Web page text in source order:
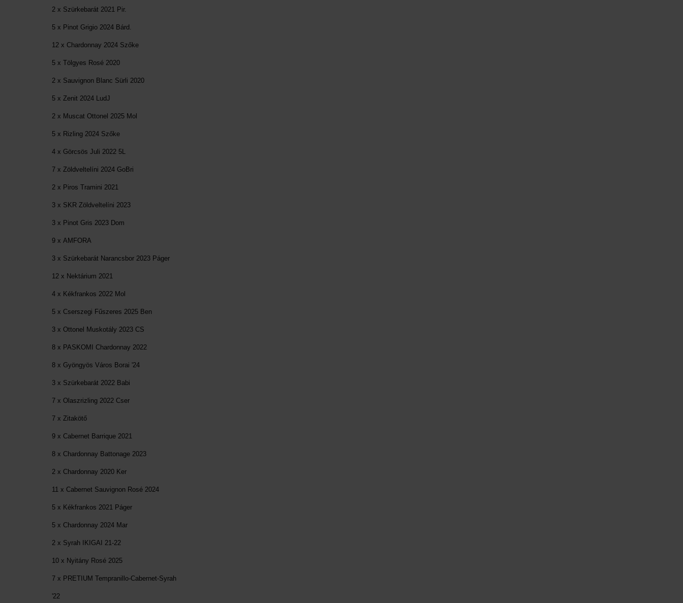
2 x Szürkebarát 2021 Pir.
5 x Pinot Grigio 2024 Bárd.
12 x Chardonnay 2024 Szőke
5 x Tölgyes Rosé 2020
2 x Sauvignon Blanc Sürli 2020
5 x Zenit 2024 LudJ
2 x Muscat Ottonel 2025 Mol
5 x Rizling 2024 Szőke
4 x Görcsös Juli 2022 5L
7 x Zöldveltelíni 2024 GoBri
2 x Piros Tramini 2021
3 x SKR Zöldveltelíni 2023
3 x Pinot Gris 2023 Dom
9 x AMFORA
3 x Szürkebarát Narancsbor 2023 Páger
12 x Nektárium 2021
4 x Kékfrankos 2022 Mol
5 x Cserszegi Fűszeres 2025 Ben
3 x Ottonel Muskotály 2023 CS
8 x PASKOMI Chardonnay 2022
8 x Gyöngyös Város Borai '24
3 x Szürkebarát 2022 Babi
7 x Olaszrizling 2022 Cser
7 x Zitakötő
9 x Cabernet Barrique 2021
8 x Chardonnay Battonage 2023
2 x Chardonnay 2020 Ker
11 x Cabernet Sauvignon Rosé 2024
5 x Kékfrankos 2021 Páger
5 x Chardonnay 2024 Mar
2 x Syrah IKIGAI 21-22
10 x Nyitány Rosé 2025
7 x PRETIUM Tempranillo-Cabernet-Syrah
'22